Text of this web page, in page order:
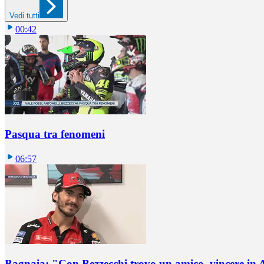
Vedi tutti
00:42
Pasqua tra fenomeni
06:57